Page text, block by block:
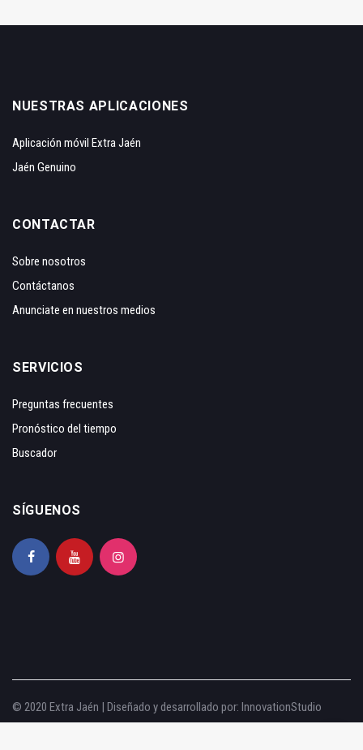
NUESTRAS APLICACIONES
Aplicación móvil Extra Jaén
Jaén Genuino
CONTACTAR
Sobre nosotros
Contáctanos
Anunciate en nuestros medios
SERVICIOS
Preguntas frecuentes
Pronóstico del tiempo
Buscador
SÍGUENOS
© 2020 Extra Jaén | Diseñado y desarrollado por: InnovationStudio